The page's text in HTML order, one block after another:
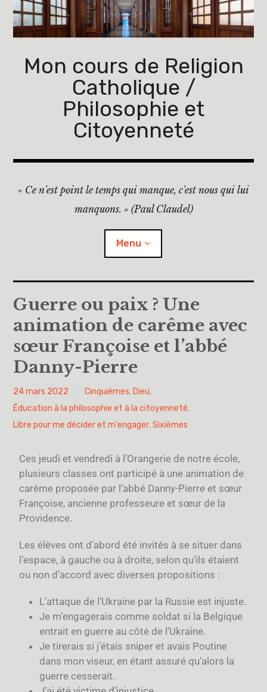
Mon cours de Religion
Catholique /
Philosophie et
Citoyenneté
« Ce n'est point le temps qui manque, c'est nous qui lui
manquons. » (Paul Claudel)
Menu
A propos
Cinquièmes
Pourquoi des lois
Libre pour me décider et m’engager
Éducation à la philosophie et à la citoyenneté
Guerre ou paix ? Une
animation de carême avec
sœur Françoise et l’abbé
Danny-Pierre
PY
H
24 mars 2022 Cinquièmes, Dieu,
Éducation à la philosophie et à la citoyenneté,
Libre pour me décider et m'engager,Sixièmes
Ces jeudi et vendredi à l’Orangerie de notre école,
plusieurs classes ont participé à une animation de
carême proposée par l’abbé Danny-Pierre et sœur
Françoise, ancienne professeure et sœur de la
Providence.
Les élèves ont d’abord été invités à se situer dans
l’espace, à gauche ou à droite, selon qu’ils étaient
ou non d’accord avec diverses propositions :
L’attaque de l’Ukraine par la Russie est injuste.
Je m’engagerais comme soldat si la Belgique
entrait en guerre au côté de l’Ukraine.
Je tirerais si j’étais sniper et avais Poutine
dans mon viseur, en étant assuré qu’alors la
guerre cesserait.